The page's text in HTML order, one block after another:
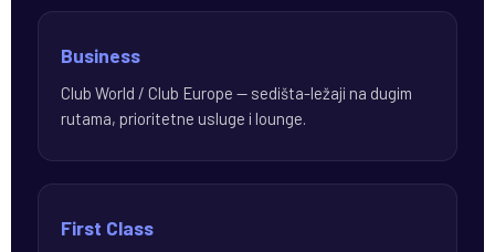
Business
Club World / Club Europe — sedišta-ležaji na dugim
rutama, prioritetne usluge i lounge.
First Class